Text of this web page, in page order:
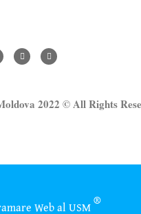
2022 © All Rights
Web al USM®